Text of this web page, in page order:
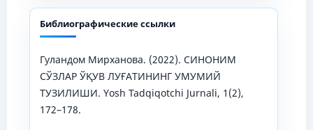
Библиографические ссылки
Гуландом Mирханова. (2022). СИНОНИМ
СЎЗЛАР ЎҚУВ ЛУҒАТИНИНГ УМУМИЙ
ТУЗИЛИШИ. Yosh Tadqiqotchi Jurnali, 1(2),
172–178.